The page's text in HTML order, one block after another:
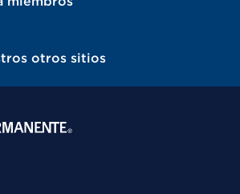
otros sitios